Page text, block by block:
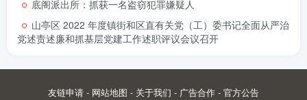
底阁派出所：抓获一名盗窃犯罪嫌疑人
山亭区 2022 年度镇街和区直有关党（工）委书记全面从严治
党述责述廉和抓基层党建工作述职评议会议召开
友链申请 - 网站地图 - 关于我们 - 广告合作 - 官方公告